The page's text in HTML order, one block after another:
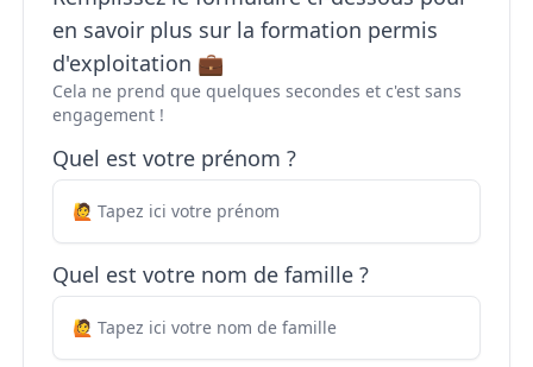
en savoir plus sur la formation permis
d'exploitation 💼
Cela ne prend que quelques secondes et c'est sans
engagement !
Quel est votre prénom ?
Quel est votre nom de famille ?